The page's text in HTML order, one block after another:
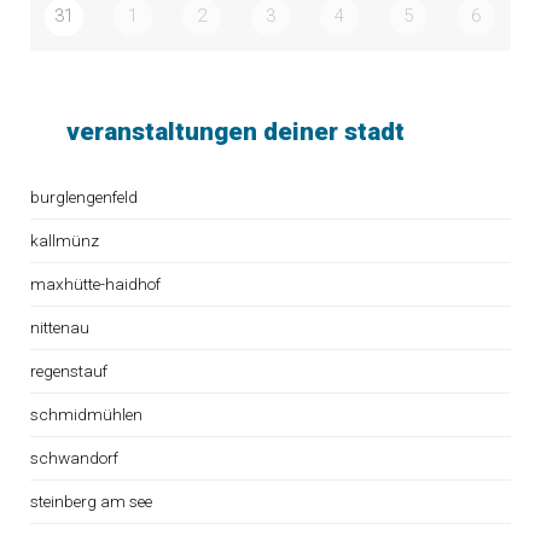
31 1 2 3 4 5 6
veranstaltungen deiner stadt
burglengenfeld
kallmünz
maxhütte-haidhof
nittenau
regenstauf
schmidmühlen
schwandorf
steinberg am see